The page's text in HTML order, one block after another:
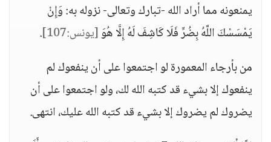
يمنعونه مما أراد الله -تبارك وتعالى- نزوله به: وَإِنْ
يَمْسَسْكَ اللَّهُ بِضُرٍّ فَلَا كَاشِفَ لَهُ إِلَّا هُوَ[يونس:107]
.
من بأرجاء المعمورة لو اجتمعوا على أن ينفعوك لم
ينفعوك إلا بشيء قد كتبه الله لك، ولو اجتمعوا على أن
يضروك لم يضروك إلا بشيء قد كتبه الله عليك، انتهى.